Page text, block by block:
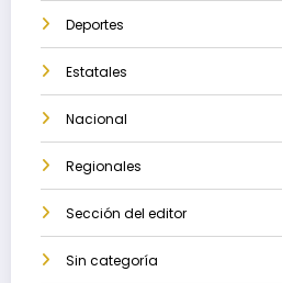
Deportes
Estatales
Nacional
Regionales
Sección del editor
Sin categoría